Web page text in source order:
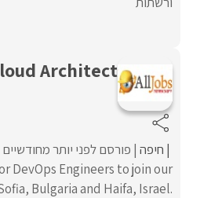
Architect
חיפה פורסם לפני יותר מחודשיים
DevOps Engineers to join our
Bulgaria and Haifa, Israel.